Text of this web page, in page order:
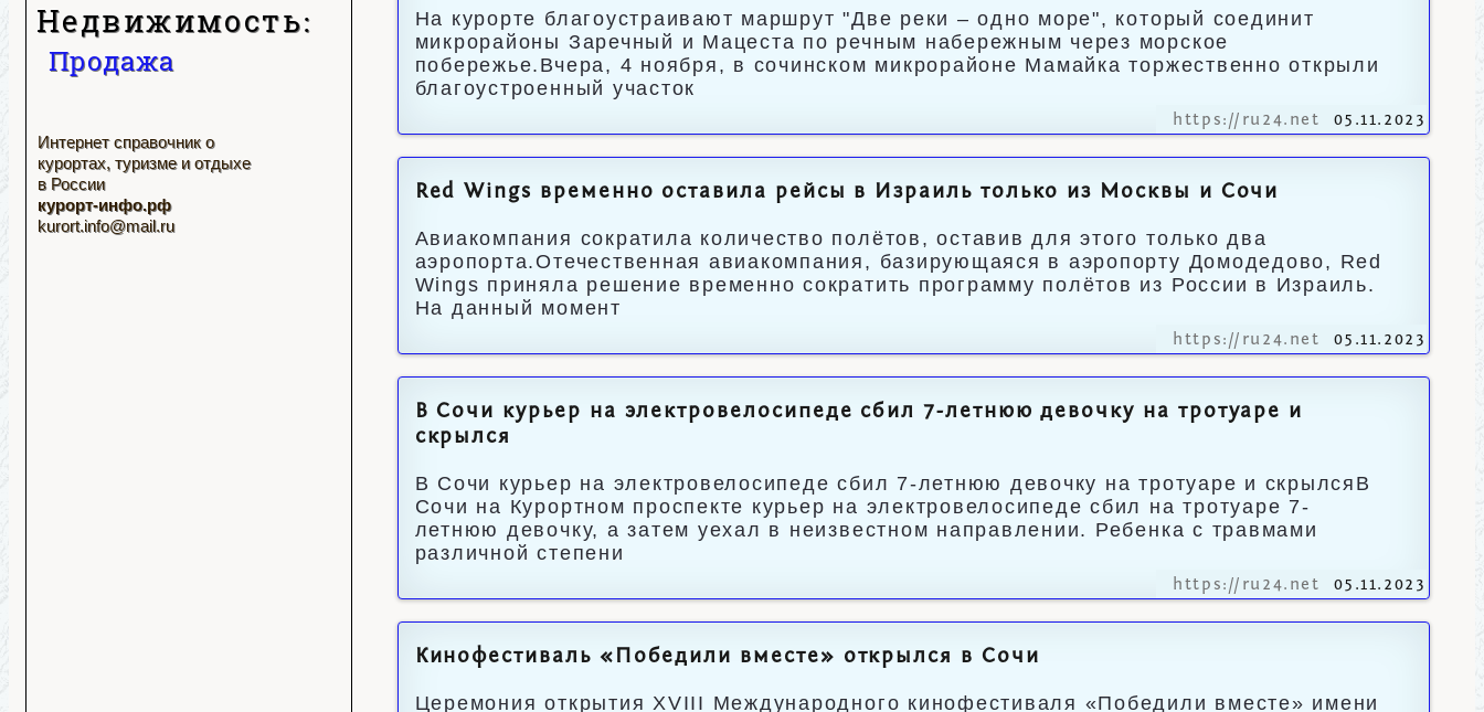
Недвижимость:
Продажа
Интернет справочник о
курортах, туризме и отдыхе
в России
курорт-инфо.рф
kurort.info@mail.ru
На курорте благоустраивают маршрут "Две реки – одно море", который соединит
микрорайоны Заречный и Мацеста по речным набережным через морское
побережье.Вчера, 4 ноября, в сочинском микрорайоне Мамайка торжественно открыли
благоустроенный участок
https://ru24.net 05.11.2023
Red Wings временно оставила рейсы в Израиль только из Москвы и Сочи
Авиакомпания сократила количество полётов, оставив для этого только два
аэропорта.Отечественная авиакомпания, базирующаяся в аэропорту Домодедово, Red
Wings приняла решение временно сократить программу полётов из России в Израиль.
На данный момент
https://ru24.net 05.11.2023
В Сочи курьер на электровелосипеде сбил 7-летнюю девочку на тротуаре и
скрылся
В Сочи курьер на электровелосипеде сбил 7-летнюю девочку на тротуаре и скрылсяВ
Сочи на Курортном проспекте курьер на электровелосипеде сбил на тротуаре 7-
летнюю девочку, а затем уехал в неизвестном направлении. Ребенка с травмами
различной степени
https://ru24.net 05.11.2023
Кинофестиваль «Победили вместе» открылся в Сочи
Церемония открытия XVIII Международного кинофестиваля «Победили вместе» имени